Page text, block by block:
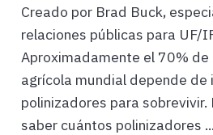
Creado por Brad Buck,
relaciones públicas para UF/
Aproximadamente el 70% de
agrícola mundial depende de
polinizadores para sobrevivir.
saber cuántos polinizadores ...